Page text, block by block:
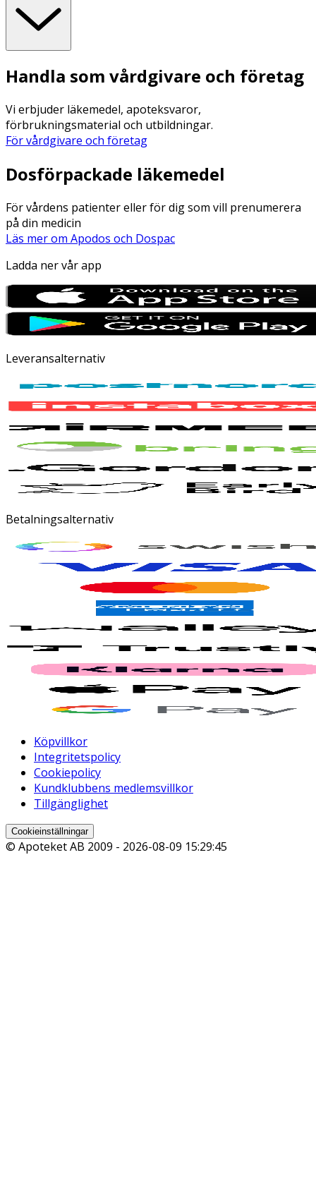
Handla som vårdgivare och företag
Vi erbjuder läkemedel, apoteksvaror,
förbrukningsmaterial och utbildningar.
För vårdgivare och företag
Dosförpackade läkemedel
För vårdens patienter eller för dig som vill prenumerera
på din medicin
Läs mer om Apodos och Dospac
Ladda ner vår app
Leveransalternativ
Betalningsalternativ
Köpvillkor
Integritetspolicy
Cookiepolicy
Kundklubbens medlemsvillkor
Tillgänglighet
Cookieinställningar
© Apoteket AB 2009 - 2026-08-09 15:29:45